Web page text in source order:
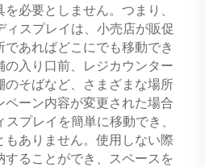
必要としません。つまり、
スプレイは、小売店が販促
あればどこにでも移動でき
の入り口前、レジカウンター
そばなど、さまざまな場所
ーン内容が変更された場合
プレイを簡単に移動でき、
もありません。使用しない際
ることができ、スペースを